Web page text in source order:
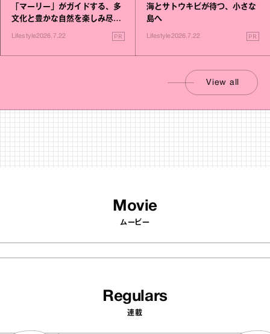
「マーリー」がガイドする、多
文化と豊かな自然を楽しみ尽く
Lifestyle2026.7.22 PR
海とサトウキビが待つ、小さな
島へ
Lifestyle2026.7.22 PR
View all
Movie
ムービー
Regulars
連載